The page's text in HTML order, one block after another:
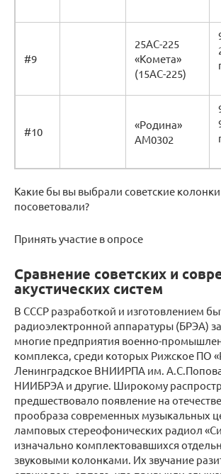
#9
25АС-225
«Комета»
(15АС-225)
#10
«Родина»
АМ0302
Какие бы вы выбрали советские
посоветовали?
Принять участие в опросе
Сравнение советских и
акустических систем
В СССР разработкой и изготовлением
радиоэлектронной аппаратуры (БРЭА)
многие предприятия военно-
комплекса, среди которых Рижское ПО
Ленинградское ВНИИРПА им.
НИИБРЭА и другие. Широкому
предшествовало появление на
прообраза современных музыкальных
ламповых стереофонических радиол
изначально комплектовавшихся
звуковыми колонками. Их звучание